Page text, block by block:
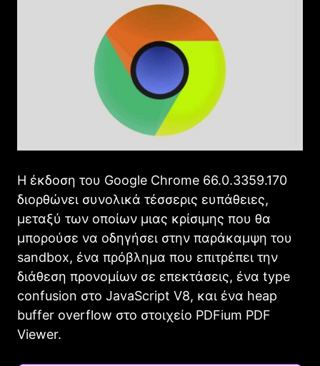
Η έκδοση του Google Chrome 66.0.3359.170
διορθώνει συνολικά τέσσερις ευπάθειες,
μεταξύ των οποίων μιας κρίσιμης που θα
μπορούσε να οδηγήσει στην παράκαμψη του
sandbox, ένα πρόβλημα που επιτρέπει την
διάθεση προνομίων σε επεκτάσεις, ένα type
confusion στο JavaScript V8, και ένα heap
buffer overflow στο στοιχείο PDFium PDF
Viewer.